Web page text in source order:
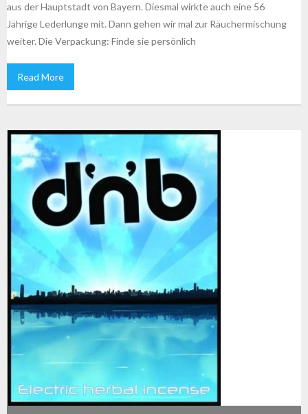
aus der Hauptstadt von Bayern. Diesmal wirkte auch eine 56
Jährige Lederlunge mit. Dann gehen wir mal zur Räuchermischung
weiter. Die Verpackung: Finde sie persönlich
Read More